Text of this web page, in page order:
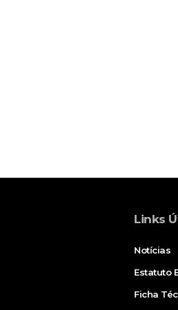
Links
Notícias
Estatuto
Ficha